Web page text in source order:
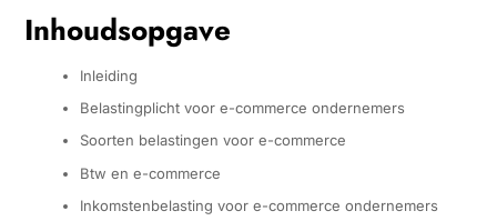
Inhoudsopgave
Inleiding
Belastingplicht voor e-commerce ondernemers
Soorten belastingen voor e-commerce
Btw en e-commerce
Inkomstenbelasting voor e-commerce ondernemers